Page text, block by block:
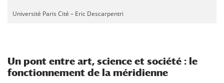
Université Paris Cité – Eric Descarpentri
Un pont entre art, science et société : le
fonctionnement de la méridienne